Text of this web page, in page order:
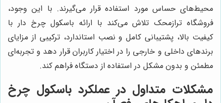
محیط‌های حساس مورد استفاده قرار می‌گیرند. با این وجود،
فروشگاه ترازمحک تلاش می‌کند با ارائه باسکول چرخ دار با
کیفیت بالا، پشتیبانی کامل و نصب استاندارد، ترکیبی از مزایای
برندهای داخلی و خارجی را در اختیار کاربران قرار دهد و تجربه‌ای
مطمئن و بدون مشکل در استفاده از دستگاه فراهم کند.
مشکلات متداول در عملکرد باسکول چرخ